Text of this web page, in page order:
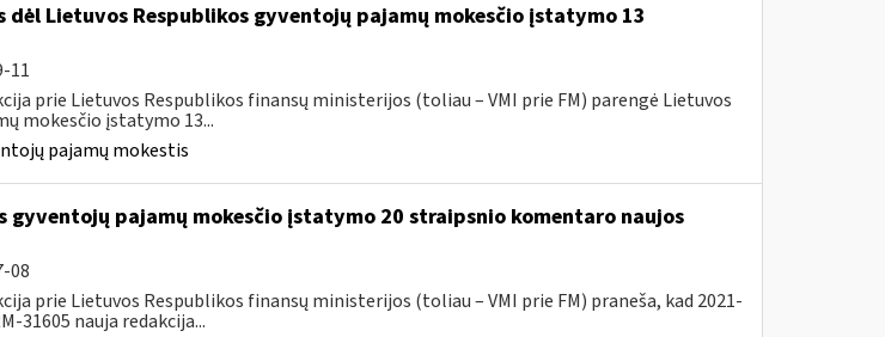
dėl Lietuvos Respublikos gyventojų pajamų mokesčio įstatymo 13
11
prie Lietuvos Respublikos finansų ministerijos (toliau – VMI prie FM) parengė Lietuvos
mokesčio įstatymo 13...
pajamų mokestis
gyventojų pajamų mokesčio įstatymo 20 straipsnio komentaro naujos
08
prie Lietuvos Respublikos finansų ministerijos (toliau – VMI prie FM) praneša, kad 2021-
31605 nauja redakcija...